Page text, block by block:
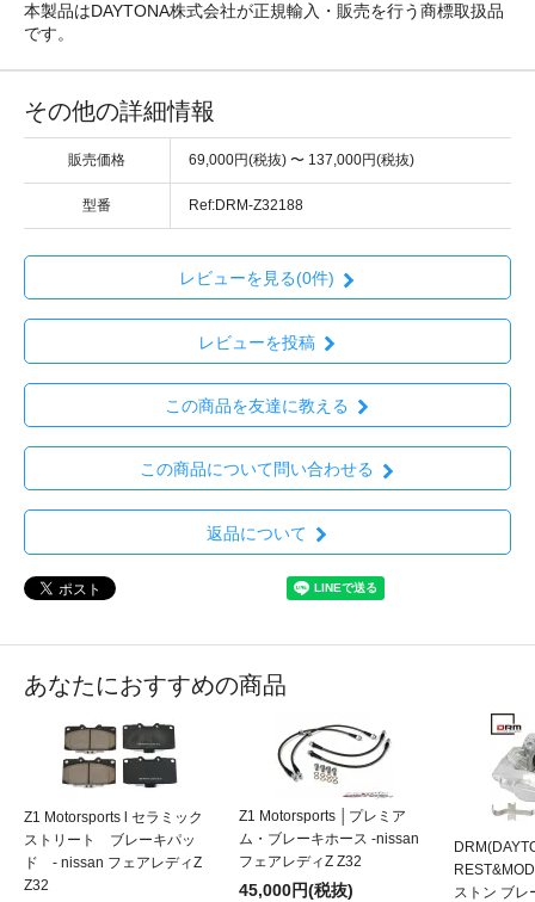
本製品はDAYTONA株式会社が正規輸入・販売を行う商標取扱品
です。
その他の詳細情報
販売価格 69,000円(税抜) 〜 137,000円(税抜)
型番 Ref:DRM-Z32188
レビューを見る(0件)
レビューを投稿
この商品を友達に教える
この商品について問い合わせる
返品について
あなたにおすすめの商品
Z1 Motorsports l セラミック
ストリート ブレーキパッ
ド - nissan フェアレディZ
Z32
Z1 Motorsports │プレミア
ム・ブレーキホース -nissan
フェアレディZ Z32
45,000円(税抜)
ストン ブレ